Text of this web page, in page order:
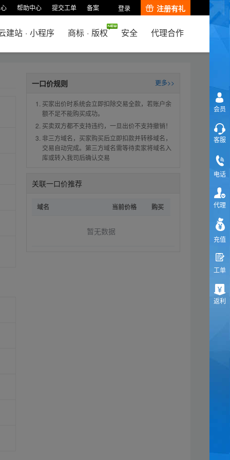
帮助中心 提交工单 备案 登录 注册有礼
建站 · 小程序 商标 · 版权 安全 代理合作
一口价规则 更多>>
买家出价时系统会立即扣除交易全款，若账户余
额不足不能购买成功。
买卖双方都不支持违约，一旦出价不支持撤销！
非三方域名，买家购买后立即扣款并转移域名，
交易自动完成。第三方域名需等待卖家将域名入
库或转入我司后确认交易
关联一口价推荐
域名 当前价格 购买
暂无数据
会员
客服
电话
代理
充值
工单
返利